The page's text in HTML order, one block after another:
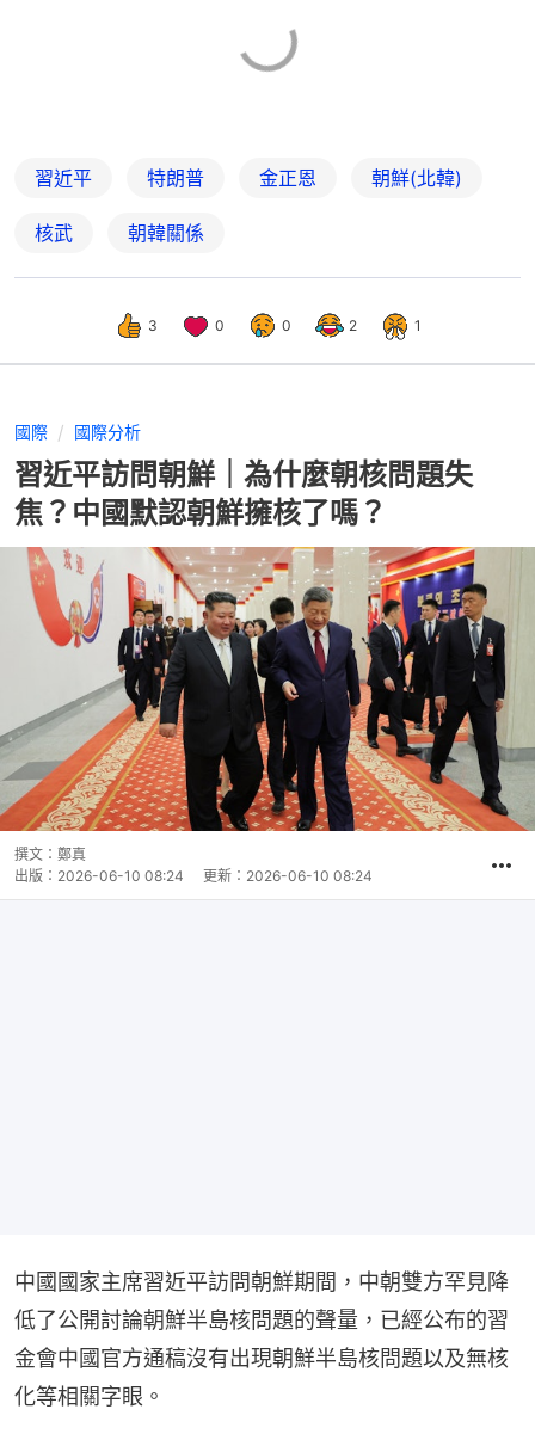
習近平 特朗普 金正恩 朝鮮(北韓)
核武 朝韓關係
3 0 0 2 1
國際 國際分析
習近平訪問朝鮮｜為什麼朝核問題失
焦？中國默認朝鮮擁核了嗎？
撰文： 鄭真
出版： 2026-06-10 08:24 更新： 2026-06-10 08:24
中國國家主席習近平訪問朝鮮期間，中朝雙方罕見降
低了公開討論朝鮮半島核問題的聲量，已經公布的習
金會中國官方通稿沒有出現朝鮮半島核問題以及無核
化等相關字眼。